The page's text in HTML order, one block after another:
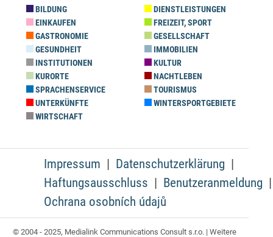
BILDUNG
DIENSTLEISTUNGEN
EINKAUFEN
FREIZEIT, SPORT
GASTRONOMIE
GESELLSCHAFT
GESUNDHEIT
IMMOBILIEN
INSTITUTIONEN
KULTUR
KURORTE
NACHTLEBEN
SPRACHENSERVICE
TOURISMUS
UNTERKÜNFTE
WINTERSPORTGEBIETE
WIRTSCHAFT
Impressum
Datenschutzerklärung
Haftungsausschluss
Benutzeranmeldung
Ochrana osobních údajů
© 2004 - 2025, Medialink Communications Consult s.r.o. | Weitere